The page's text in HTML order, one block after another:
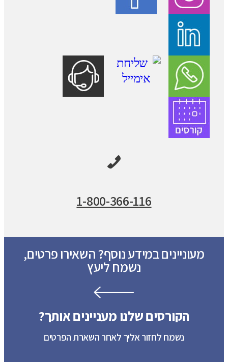
1-800-366-116
מעוניינים במידע נוסף? השאירו פרטים,
נשמח ליעץ
הקורסים שלנו מעניינים אותך?
נשמח לחזור אליך לאחר השארת הפרטים